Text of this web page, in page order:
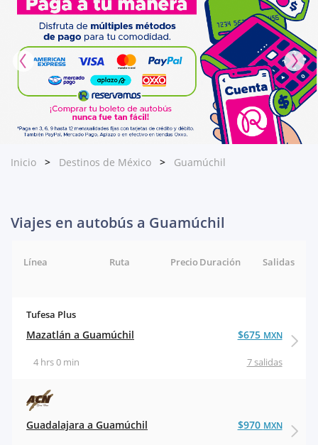
Inicio Destinos de México Guamúchil
Viajes en autobús a Guamúchil
Línea Ruta Salidas
Duración
Precio
Tufesa Plus
Mazatlán a Guamúchil
7 salidas
4 hrs 0 min
$675 MXN
Guadalajara a Guamúchil $970 MXN